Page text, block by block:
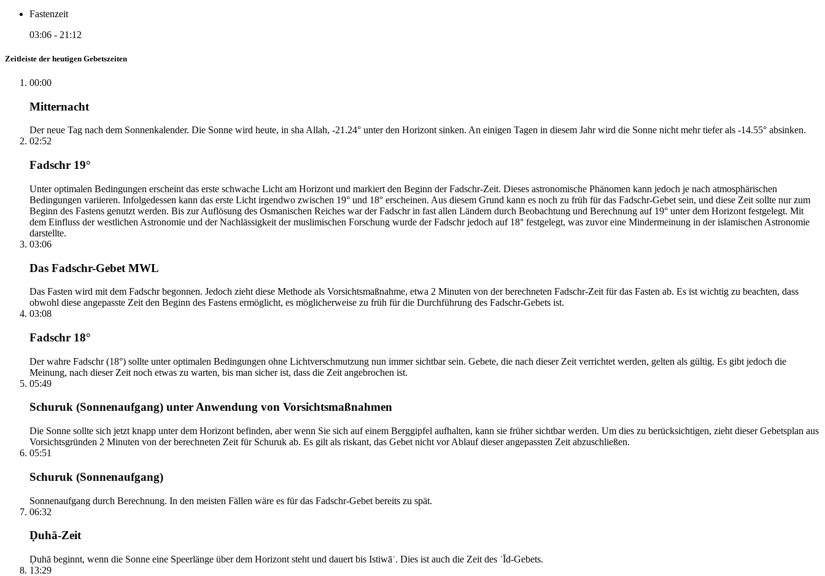
Fastenzeit
03:06 - 21:12
Zeitleiste der heutigen Gebetszeiten
00:00
Mitternacht
Der neue Tag nach dem Sonnenkalender. Die Sonne wird heute, in sha Allah, -21.24° unter den Horizont sinken. An einigen Tagen in diesem Jahr wird die Sonne nicht mehr tiefer als -14.55° absinken.
02:52
Fadschr 19°
Unter optimalen Bedingungen erscheint das erste schwache Licht am Horizont und markiert den Beginn der Fadschr-Zeit. Dieses astronomische Phänomen kann jedoch je nach atmosphärischen
Bedingungen variieren. Infolgedessen kann das erste Licht irgendwo zwischen 19° und 18° erscheinen. Aus diesem Grund kann es noch zu früh für das Fadschr-Gebet sein, und diese Zeit sollte nur zum
Beginn des Fastens genutzt werden. Bis zur Auflösung des Osmanischen Reiches war der Fadschr in fast allen Ländern durch Beobachtung und Berechnung auf 19° unter dem Horizont festgelegt. Mit
dem Einfluss der westlichen Astronomie und der Nachlässigkeit der muslimischen Forschung wurde der Fadschr jedoch auf 18° festgelegt, was zuvor eine Mindermeinung in der islamischen Astronomie
darstellte.
03:06
Das Fadschr-Gebet MWL
Das Fasten wird mit dem Fadschr begonnen. Jedoch zieht diese Methode als Vorsichtsmaßnahme, etwa 2 Minuten von der berechneten Fadschr-Zeit für das Fasten ab. Es ist wichtig zu beachten, dass
obwohl diese angepasste Zeit den Beginn des Fastens ermöglicht, es möglicherweise zu früh für die Durchführung des Fadschr-Gebets ist.
03:08
Fadschr 18°
Der wahre Fadschr (18°) sollte unter optimalen Bedingungen ohne Lichtverschmutzung nun immer sichtbar sein. Gebete, die nach dieser Zeit verrichtet werden, gelten als gültig. Es gibt jedoch die
Meinung, nach dieser Zeit noch etwas zu warten, bis man sicher ist, dass die Zeit angebrochen ist.
05:49
Schuruk (Sonnenaufgang) unter Anwendung von Vorsichtsmaßnahmen
Die Sonne sollte sich jetzt knapp unter dem Horizont befinden, aber wenn Sie sich auf einem Berggipfel aufhalten, kann sie früher sichtbar werden. Um dies zu berücksichtigen, zieht dieser Gebetsplan aus
Vorsichtsgründen 2 Minuten von der berechneten Zeit für Schuruk ab. Es gilt als riskant, das Gebet nicht vor Ablauf dieser angepassten Zeit abzuschließen.
05:51
Schuruk (Sonnenaufgang)
Sonnenaufgang durch Berechnung. In den meisten Fällen wäre es für das Fadschr-Gebet bereits zu spät.
06:32
Ḍuhā-Zeit
Ḍuhā beginnt, wenn die Sonne eine Speerlänge über dem Horizont steht und dauert bis Istiwāʾ. Dies ist auch die Zeit des ʿĪd-Gebets.
13:29